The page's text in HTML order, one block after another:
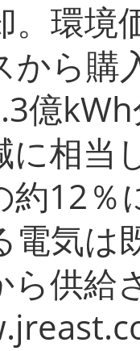
。環境
から購
億
に相当
約12％
電気は
ら供給